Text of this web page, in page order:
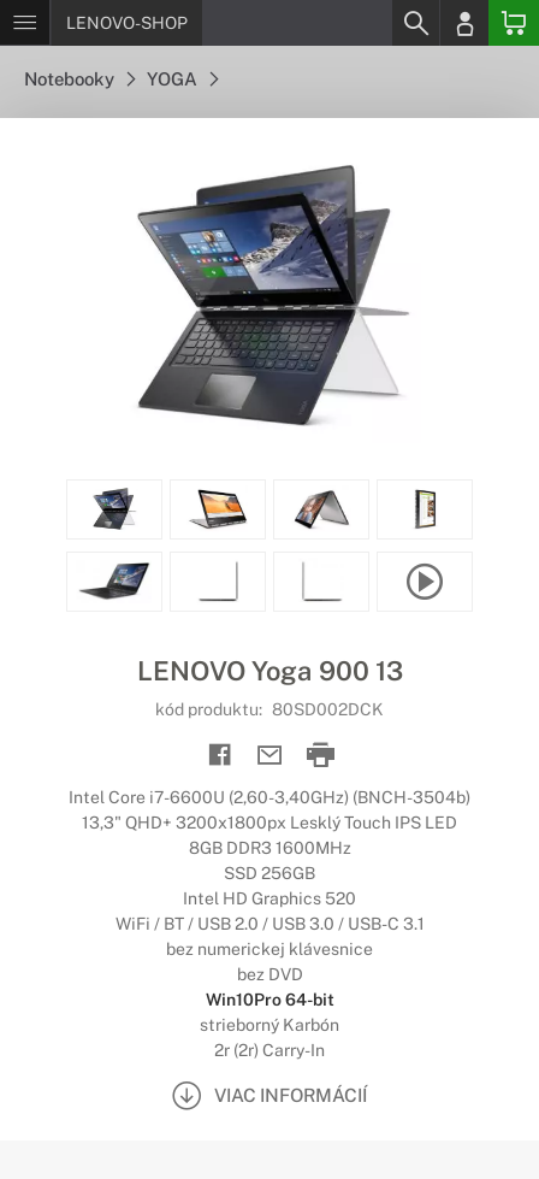
LENOVO-SHOP
Notebooky YOGA
LENOVO Yoga 900 13
kód produktu: 80SD002DCK
Intel Core i7-6600U (2,60-3,40GHz) (BNCH-3504b)
13,3" QHD+ 3200x1800px Lesklý Touch IPS LED
8GB DDR3 1600MHz
SSD 256GB
Intel HD Graphics 520
WiFi / BT / USB 2.0 / USB 3.0 / USB-C 3.1
bez numerickej klávesnice
bez DVD
Win10Pro 64-bit
strieborný Karbón
2r (2r) Carry-In
VIAC INFORMÁCIÍ